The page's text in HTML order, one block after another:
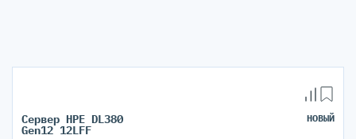
Сервер HPE DL380
Gen12 12LFF
НОВЫЙ